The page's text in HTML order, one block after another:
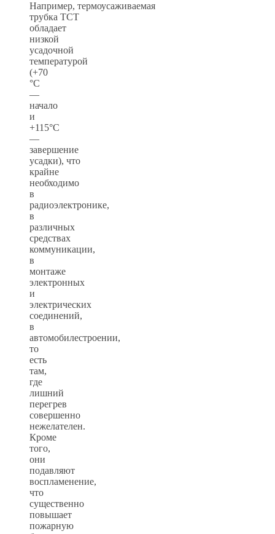
Например, термоусаживаемая
трубка ТСТ
обладает
низкой
усадочной
температурой
(+70
°С
—
начало
и
+115°С
—
завершение
усадки), что
крайне
необходимо
в
радиоэлектронике,
в
различных
средствах
коммуникации,
в
монтаже
электронных
и
электрических
соединений,
в
автомобилестроении,
то
есть
там,
где
лишний
перегрев
совершенно
нежелателен.
Кроме
того,
они
подавляют
воспламенение,
что
существенно
повышает
пожарную